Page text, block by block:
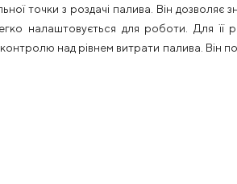
точки з роздачі палива. Він
налаштовується для роботи. Для її
над рівнем витрати палива. Він